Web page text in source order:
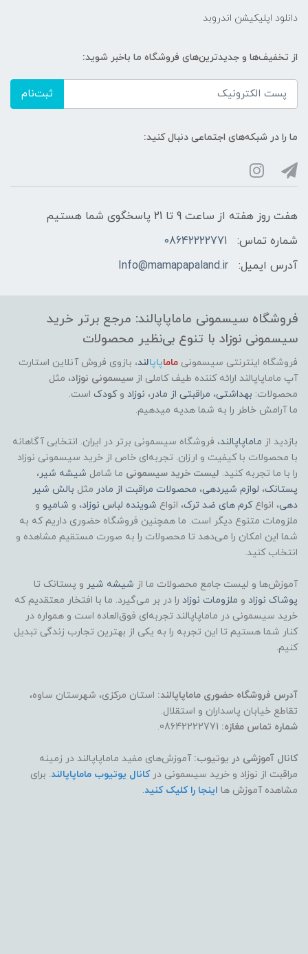
دانلود اپلیکیشن اندروبد
از تخفیف‌ها و جدیدترین‌های فروشگاه ما باخبر شوید:
ثبت‌نام
ما را در شبکه‌های اجتماعی دنبال کنید:
هفت روز هفته از ساعت 9 تا 21 پاسخگوی شما هستیم
شماره تماس:
08642222771
آدرس ایمیل:
Info@mamapapaland.ir
فروشگاه سیسمونی ماماپاپالند: مرجع برتر خرید
سیسمونی نوزاد با تنوع بی‌نظیر محصولات
فروشگاه اینترنتی سیسمونی ماماپاپالند، بازوی فروش آنلاین استارت
آپ ماماپاپالند ارائه کننده طیف کاملی از سیسمونی نوزاد، مثل
محصولات: بهداشتی، مراقبتی از مادر، نوزاد وکودک است.
ما آرامش خاطر را به شما هدیه میدهیم.
بازدید از ماماپاپالند، فروشگاه سیسمونی برتر در ایران. انتخابی آگاهانه
با محصولات با کیفیت و ارزان. تجربه‌ای خاص از خرید سیسمونی نوزاد
را با ما تجربه کنید. لیست خرید سیسمونی ما شامل شیشه شیر،
پستانک، لوازم شیردهی، محصولات مراقبت از مادر مثل بالش شیر
دهی، انواعکرم های ضد ترک، انواع شوینده لباس نوزاد، و شامپو و
ملزومات متنوع دیگر است. ما همچنین فروشگاه حضوری داریم که به
شما این امکان را می‌دهد تا محصولات را به صورت مستقیم مشاهده و
انتخاب کنید.
آموزش‌ها و لیست جامع محصولات ما از شیشه شیر و پستانک تا
پوشاک نوزاد و ملزومات نوزاد را در بر می‌گیرد. ما با افتخار معتقدیم که
خرید سیسمونی در ماماپاپالند تجربه‌ای فوق‌العاده است و همواره در
کنار شما هستیم تا این تجربه را به یکی از بهترین تجارب زندگی تبدیل
کنیم.
آدرس فروشگاه حضوری ماماپاپالند: استان مرکزی، شهرستان ساوه،
تقاطع خیابان پاسداران و استقلال.
شماره تماس مغازه:
کانال آموزشی در یوتیوب: آموزش‌های مفید ماماپاپالند در زمینه
مراقبت از نوزاد و خرید سیسمونی درکانال یوتیوب ماماپاپالند. برای
مشاهده آموزش ها اینجا را کلیک کنید.